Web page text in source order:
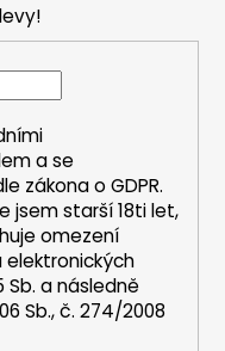
a se
zákona oGDPR.
jsem starší 18ti let,
omezení
a následně
Sb., č. 274/2008